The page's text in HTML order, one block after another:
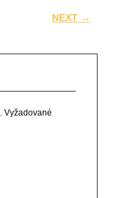
NEXT →
Vyžadované